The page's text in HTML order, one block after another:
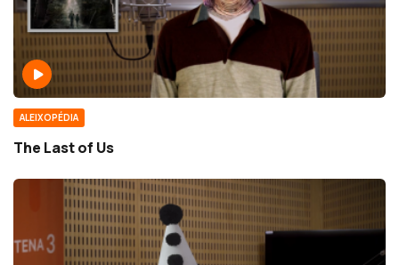
ALEIXOPÉDIA
The Last of Us